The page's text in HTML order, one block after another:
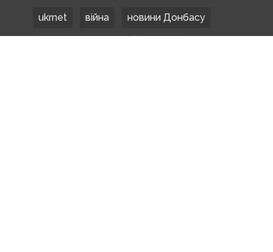
ukrnet війна новини Донбасу